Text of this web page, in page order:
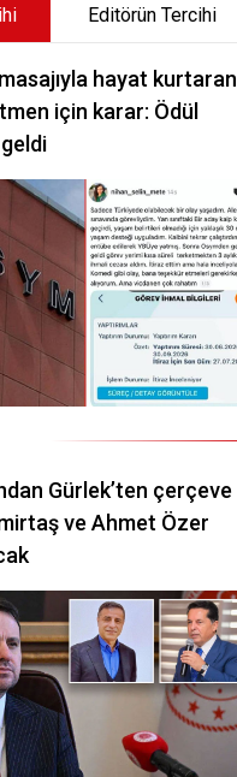
Editörün Tercihi
hayat kurtaran
için karar: Ödül
Gürlek’ten çerçeve
ve Ahmet Özer